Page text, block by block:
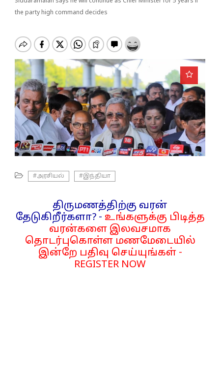
n
the party high command decides
#அரசியல் #இந்தியா
திருமணத்திற்கு வரன்
தேடுகிறீர்களா? - உங்களுக்கு பிடித்த
வரன்களை இலவசமாக
தொடர்புகொள்ள மணமேடையில்
இன்றே பதிவு செய்யுங்கள் -
REGISTER NOW